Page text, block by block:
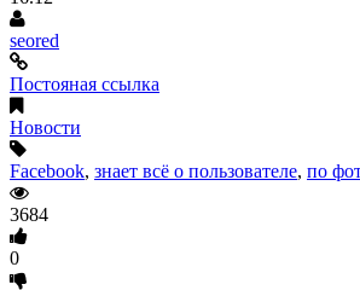
seored
Постояная ссылка
Новости
Facebook, знает всё о пользователе, по
3684
0